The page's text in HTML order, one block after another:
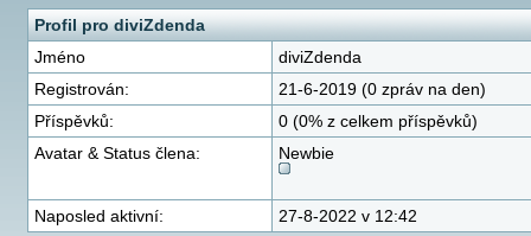
Profil pro diviZdenda
Jméno
diviZdenda
Registrován:
21-6-2019 (0 zpráv na den)
Příspěvků:
0 (0% z celkem příspěvků)
Avatar & Status člena:
Newbie
Naposled aktivní: 27-8-2022 v 12:42